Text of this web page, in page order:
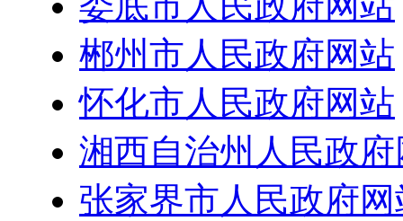
郴州市人民政府网站
怀化市人民政府网站
湘西自治州人民政
张家界市人民政府网